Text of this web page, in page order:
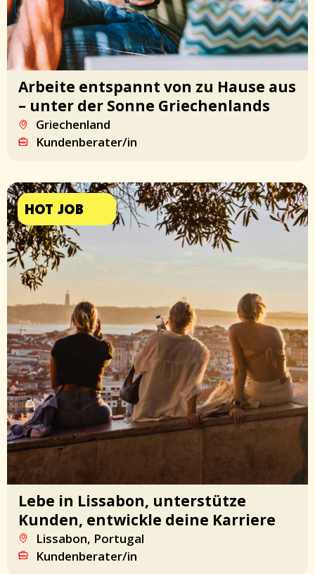
Arbeite entspannt von zu Hause aus
– unter der Sonne Griechenlands
Griechenland
Kundenberater/in
HOT JOB
Lebe in Lissabon, unterstütze
Kunden, entwickle deine Karriere
Lissabon, Portugal
Kundenberater/in